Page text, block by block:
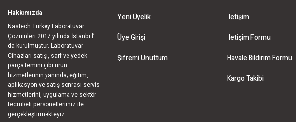
Hakkımızda
Nastech Turkey Laboratuvar
Çözümleri 2017 yılında İstanbul’
da kurulmuştur. Laboratuvar
Cihazları satışı, sarf ve yedek
parça temini gibi ürün
hizmetlerinin yanında; eğitim,
aplikasyon ve satış sonrası servis
hizmetlerini, uygulama ve sektör
tecrübeli personellerimiz ile
gerçekleştirmekteyiz.
Yeni Üyelik
Üye Girişi
Şifremi Unuttum
İletişim
İletişim Formu
Havale Bildirim Formu
Kargo Takibi